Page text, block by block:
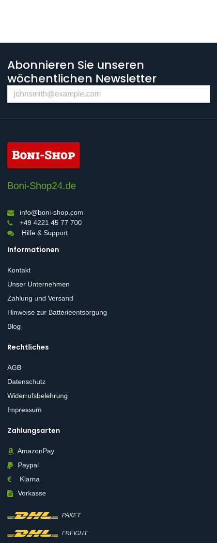
Abonnieren Sie unseren
wöchentlichen Newsletter
Boni-Shop24.de
info@boni-shop.com
+49 4221 45 77 700
Hilfe & Support
Informationen
Kontakt
Unser Unternehmen
Zahlung und Versand
Hinweise zur Batterieentsorgung
Blog
Rechtliches
AGB
Datenschutz
Widerrufsbelehrung
Impressum
Zahlungsarten
AmazonPay
Paypal
Klarna
Vorkasse
PAKET
FREIGHT